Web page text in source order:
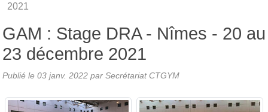
2021
GAM : Stage DRA - Nîmes - 20 au
23 décembre 2021
Publié le 03 janv. 2022 par Secrétariat CTGYM